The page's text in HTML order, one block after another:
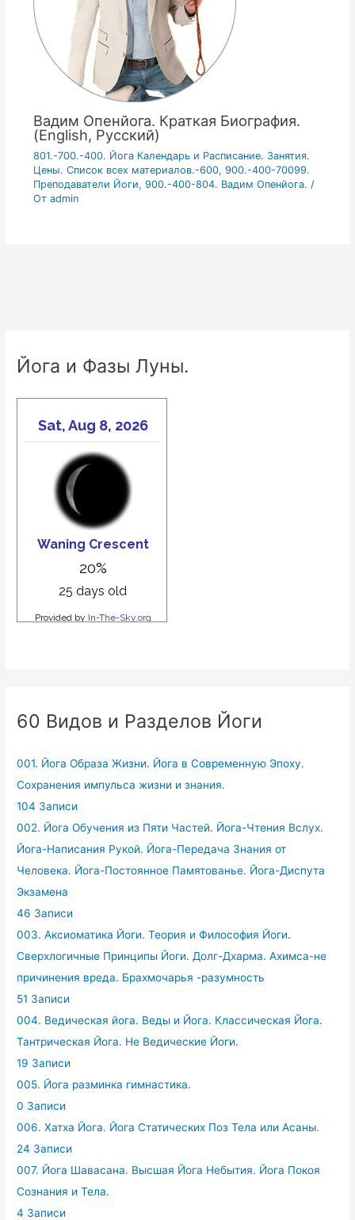
Вадим Опенйога. Краткая Биография.
(English, Русский)
801.-700.-400. Йога Календарь и Расписание. Занятия.
Цены. Список всех материалов.-600, 900.-400-70099.
Преподаватели Йоги, 900.-400-804. Вадим Опенйога. /
От admin
Йога и Фазы Луны.
60 Видов и Разделов Йоги
001. Йога Образа Жизни. Йога в Современную Эпоху.
Сохранения импульса жизни и знания.
104 Записи
002. Йога Обучения из Пяти Частей. Йога-Чтения Вслух.
Йога-Написания Рукой. Йога-Передача Знания от
Человека. Йога-Постоянное Памятованье. Йога-Диспута
Экзамена
46 Записи
003. Аксиоматика Йоги. Теория и Философия Йоги.
Сверхлогичные Принципы Йоги. Долг-Дхарма. Ахимса-не
причинения вреда. Брахмочарья -разумность
51 Записи
004. Ведическая йога. Веды и Йога. Классическая Йога.
Тантрическая Йога. Не Ведические Йоги.
19 Записи
005. Йога разминка гимнастика.
0 Записи
006. Хатха Йога. Йога Статических Поз Тела или Асаны.
24 Записи
007. Йога Шавасана. Высшая Йога Небытия. Йога Покоя
Сознания и Тела.
4 Записи